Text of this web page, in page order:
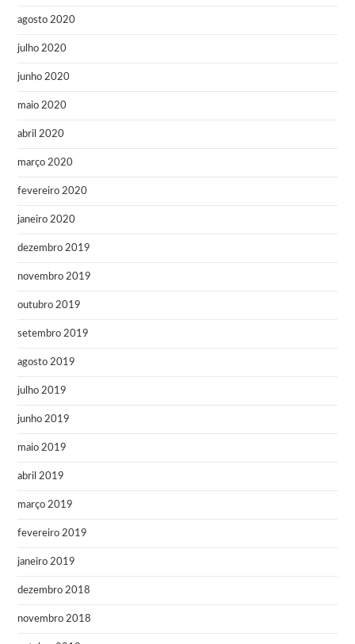
agosto 2020
julho 2020
junho 2020
maio 2020
abril 2020
março 2020
fevereiro 2020
janeiro 2020
dezembro 2019
novembro 2019
outubro 2019
setembro 2019
agosto 2019
julho 2019
junho 2019
maio 2019
abril 2019
março 2019
fevereiro 2019
janeiro 2019
dezembro 2018
novembro 2018